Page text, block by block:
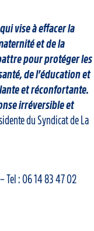
vise à effacer la
et de la
pour protéger les
de l’éducation et
et réconfortante.
irréversible et
du Syndicat de La
– Tel : 06 14 83 47 02